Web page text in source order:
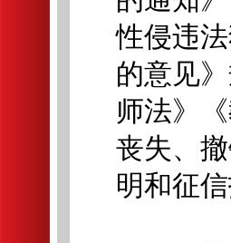
性侵违
的意见
师法》
丧失、
明和征信